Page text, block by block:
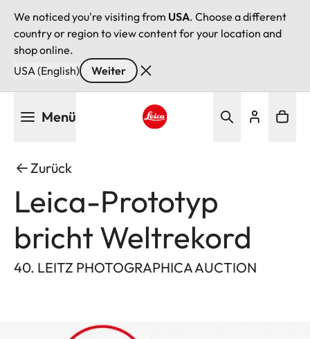
We noticed you're visiting from USA. Choose a different
country or region to view content for your location and
shop online.
USA (English)
Weiter
Menü
Zurück
Leica-Prototyp
bricht Weltrekord
40. LEITZ PHOTOGRAPHICA AUCTION